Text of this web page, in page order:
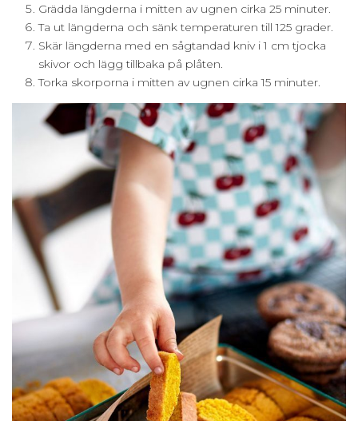
Grädda längderna i mitten av ugnen cirka 25 minuter.
Ta ut längderna och sänk temperaturen till 125 grader.
Skär längderna med en sågtandad kniv i 1 cm tjocka
skivor och lägg tillbaka på plåten.
Torka skorporna i mitten av ugnen cirka 15 minuter.